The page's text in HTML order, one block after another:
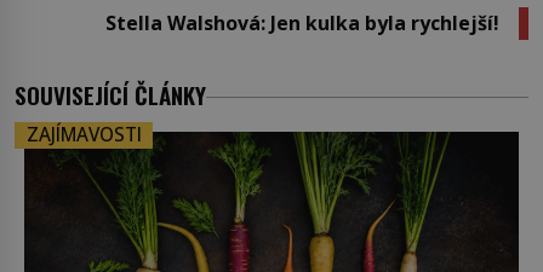
Stella Walshová: Jen kulka byla rychlejší!
SOUVISEJÍCÍ ČLÁNKY
ZAJÍMAVOSTI